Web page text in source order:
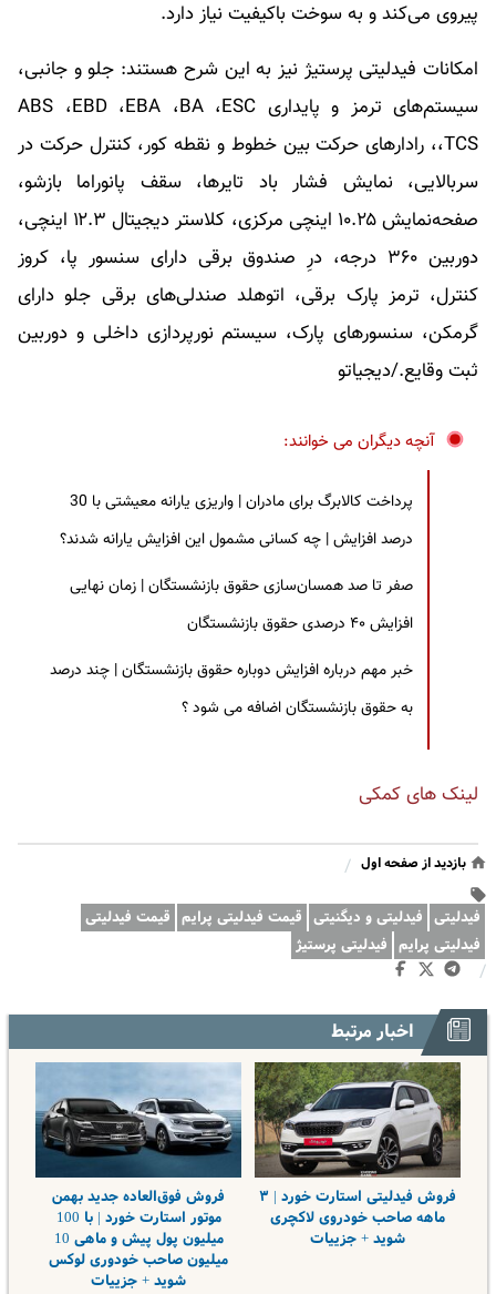
پیروی می‌کند و به سوخت باکیفیت نیاز دارد.
امکانات فیدلیتی پرستیژ نیز به این شرح هستند: جلو و جانبی،
سیستم‌های ترمز و پایداری ABS ،EBD ،EBA ،BA ،ESC
،TCS، رادارهای حرکت بین خطوط و نقطه کور، کنترل حرکت در
سربالایی، نمایش فشار باد تایرها، سقف پانوراما بازشو،
صفحه‌نمایش ۱۰.۲۵ اینچی مرکزی، کلاستر دیجیتال ۱۲.۳ اینچی،
دوربین ۳۶۰ درجه، درِ صندوق برقی دارای سنسور پا، کروز
کنترل، ترمز پارک برقی، اتوهلد صندلی‌های برقی جلو دارای
گرمکن، سنسورهای پارک، سیستم نورپردازی داخلی و دوربین
ثبت وقایع./دیجیاتو
آنچه دیگران می خوانند:
پرداخت کالابرگ برای مادران | واریزی یارانه معیشتی با 30
درصد افزایش | چه کسانی مشمول این افزایش یارانه شدند؟
صفر تا صد همسان‌سازی حقوق بازنشستگان | زمان نهایی
افزایش ۴۰ درصدی حقوق بازنشستگان
خبر مهم درباره افزایش دوباره حقوق بازنشستگان | چند درصد
به حقوق بازنشستگان اضافه می شود ؟
لینک های کمکی
بازدید از صفحه اول /
فیدلیتی فیدلیتی و دیگنیتی قیمت فیدلیتی پرایم قیمت فیدلیتی
فیدلیتی پرایم فیدلیتی پرستیژ
/
اخبار مرتبط
فروش فیدلیتی استارت خورد | ۳
ماهه صاحب خودروی لاکچری
شوید + جزییات
فروش فوق‌العاده جدید بهمن
موتور استارت خورد | با 100
میلیون پول پیش و ماهی 10
میلیون صاحب خودوری لوکس
شوید + جزییات